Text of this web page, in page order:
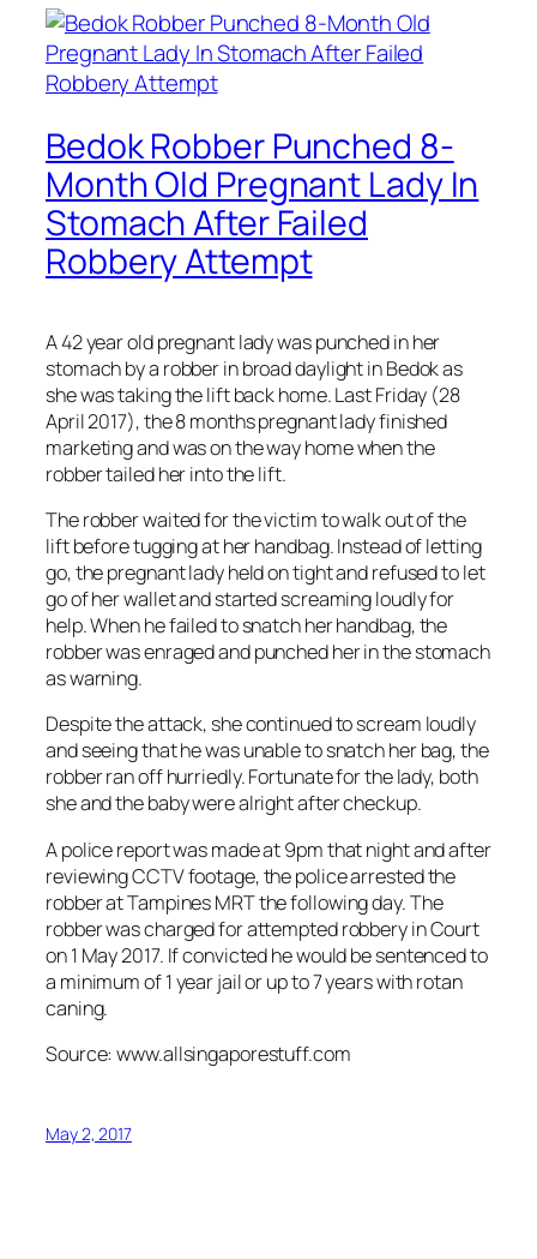
Bedok Robber Punched 8-
Month Old Pregnant Lady In
Stomach After Failed
Robbery Attempt
A 42 year old pregnant lady was punched in her
stomach by a robber in broad daylight in Bedok as
she was taking the lift back home. Last Friday (28
April 2017), the 8 months pregnant lady finished
marketing and was on the way home when the
robber tailed her into the lift.
The robber waited for the victim to walk out of the
lift before tugging at her handbag. Instead of letting
go, the pregnant lady held on tight and refused to let
go of her wallet and started screaming loudly for
help. When he failed to snatch her handbag, the
robber was enraged and punched her in the stomach
as warning.
Despite the attack, she continued to scream loudly
and seeing that he was unable to snatch her bag, the
robber ran off hurriedly. Fortunate for the lady, both
she and the baby were alright after checkup.
A police report was made at 9pm that night and after
reviewing CCTV footage, the police arrested the
robber at Tampines MRT the following day. The
robber was charged for attempted robbery in Court
on 1 May 2017. If convicted he would be sentenced to
a minimum of 1 year jail or up to 7 years with rotan
caning.
Source: www.allsingaporestuff.com
May 2, 2017